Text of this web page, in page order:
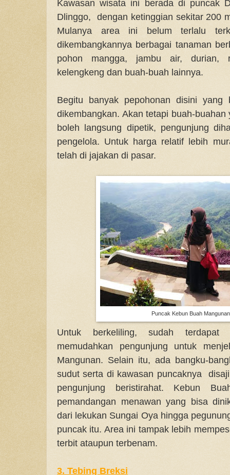
Kawasan wisata ini berada di puncak
Dlinggo, dengan ketinggian sekitar 200
Mulanya area ini belum terlalu
dikembangkannya berbagai tanaman
pohon mangga, jambu air, durian,
kelengkeng dan buah-buah lainnya.
Begitu banyak pepohonan disini yang
dikembangkan. Akan tetapi buah-
boleh langsung dipetik, pengunjung
pengelola. Untuk harga relatif lebih
telah di jajakan di pasar.
Puncak Kebun Buah
Untuk berkeliling, sudah terdapat
memudahkan pengunjung untuk
Mangunan. Selain itu, ada bangku-
sudut serta di kawasan puncaknya
pengunjung beristirahat. Kebun
pemandangan menawan yang bisa
dari lekukan Sungai Oya hingga
puncak itu. Area ini tampak lebih
terbit ataupun terbenam.
3. Tebing Breksi